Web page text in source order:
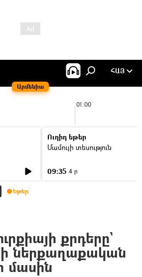
Արմենիա
ՀԱՅ
01:00
Ուղիղ եթեր
Մամուլի տեսություն
09:35 4 ր
Եթեր
քրդերը`
ներքաղաքական
մասին